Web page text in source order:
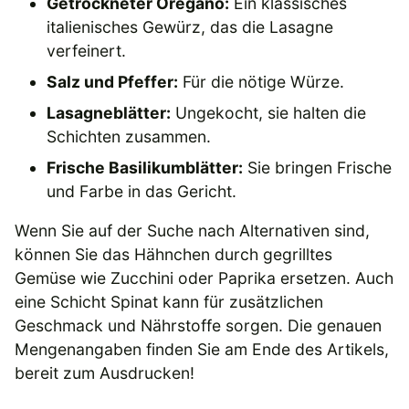
italienisches Gewürz, das die Lasagne
verfeinert.
Salz und Pfeffer: Für die nötige Würze.
Lasagneblätter: Ungekocht, sie halten die
Schichten zusammen.
Frische Basilikumblätter: Sie bringen Frische
und Farbe in das Gericht.
Wenn Sie auf der Suche nach Alternativen sind,
können Sie das Hähnchen durch gegrilltes
Gemüse wie Zucchini oder Paprika ersetzen. Auch
eine Schicht Spinat kann für zusätzlichen
Geschmack und Nährstoffe sorgen. Die genauen
Mengenangaben finden Sie am Ende des Artikels,
bereit zum Ausdrucken!